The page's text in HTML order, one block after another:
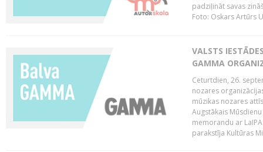
padziļināt savas
Foto: Oskars Artūrs
VALSTS
GAMMA
Ceturtdien, 26.
nozares
mūzikas nozares
Augstākais
memorandu ar
parakstīja Kultūras